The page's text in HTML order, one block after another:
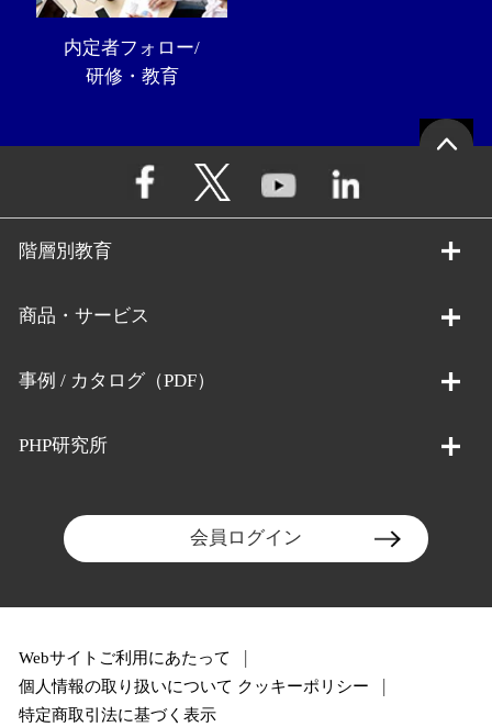
内定者フォロー/
研修・教育
階層別教育
商品・サービス
事例 / カタログ（PDF）
PHP研究所
会員ログイン
Webサイトご利用にあたって
個人情報の取り扱いについて クッキーポリシー
特定商取引法に基づく表示